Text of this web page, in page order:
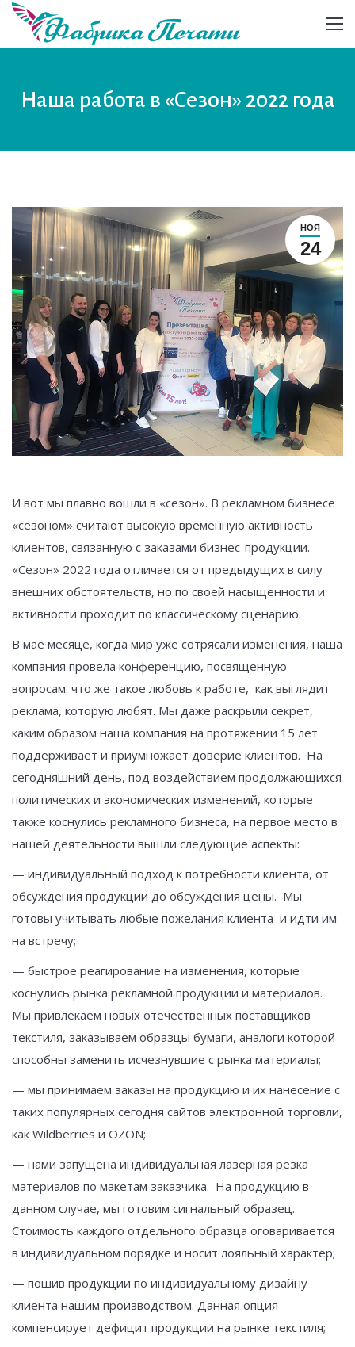
Наша работа в «Сезон» 2022 года
НОЯ
24
И вот мы плавно вошли в «сезон». В рекламном бизнесе
«сезоном» считают высокую временную активность
клиентов, связанную с заказами бизнес-продукции.
«Сезон» 2022 года отличается от предыдущих в силу
внешних обстоятельств, но по своей насыщенности и
активности проходит по классическому сценарию.
В мае месяце, когда мир уже сотрясали изменения, наша
компания провела конференцию, посвященную
вопросам: что же такое любовь к работе, как выглядит
реклама, которую любят. Мы даже раскрыли секрет,
каким образом наша компания на протяжении 15 лет
поддерживает и приумножает доверие клиентов. На
сегодняшний день, под воздействием продолжающихся
политических и экономических изменений, которые
также коснулись рекламного бизнеса, на первое место в
нашей деятельности вышли следующие аспекты:
— индивидуальный подход к потребности клиента, от
обсуждения продукции до обсуждения цены. Мы
готовы учитывать любые пожелания клиента и идти им
на встречу;
— быстрое реагирование на изменения, которые
коснулись рынка рекламной продукции и материалов.
Мы привлекаем новых отечественных поставщиков
текстиля, заказываем образцы бумаги, аналоги которой
способны заменить исчезнувшие с рынка материалы;
— мы принимаем заказы на продукцию и их нанесение с
таких популярных сегодня сайтов электронной торговли,
как Wildberries и OZON;
— нами запущена индивидуальная лазерная резка
материалов по макетам заказчика. На продукцию в
данном случае, мы готовим сигнальный образец.
Стоимость каждого отдельного образца оговаривается
в индивидуальном порядке и носит лояльный характер;
— пошив продукции по индивидуальному дизайну
клиента нашим производством. Данная опция
компенсирует дефицит продукции на рынке текстиля;